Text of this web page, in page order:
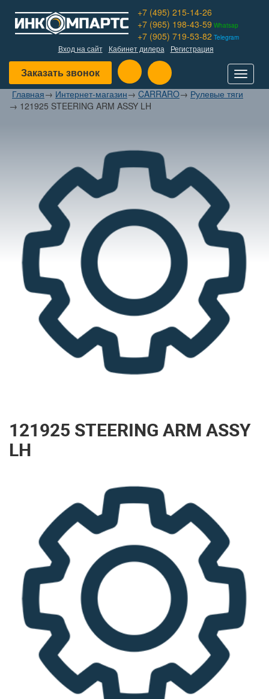
+7 (495) 215-14-26
+7 (965) 198-43-59 Whatsap
+7 (905) 719-53-82 Telegram
Вход на сайт Кабинет дилера Регистрация
Заказать звонок
Toggle
Главная→ Интернет-магазин→ CARRARO→ Рулевые тяги
→ 121925 STEERING ARM ASSY LH
121925 STEERING ARM ASSY
LH